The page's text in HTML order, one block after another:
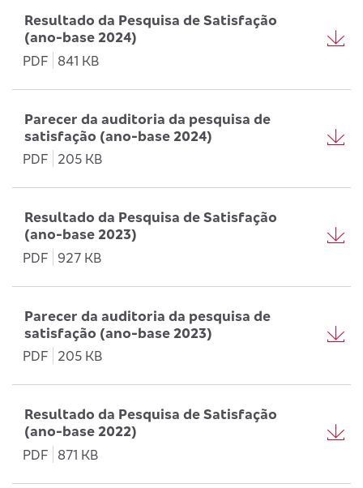
Resultado da Pesquisa de Satisfação
(ano-base 2024)
PDF
841 KB
Parecer da auditoria da pesquisa de
satisfação (ano-base 2024)
PDF
205 KB
Resultado da Pesquisa de Satisfação
(ano-base 2023)
PDF
927 KB
Parecer da auditoria da pesquisa de
satisfação (ano-base 2023)
PDF
205 KB
Resultado da Pesquisa de Satisfação
(ano-base 2022)
PDF
871 KB